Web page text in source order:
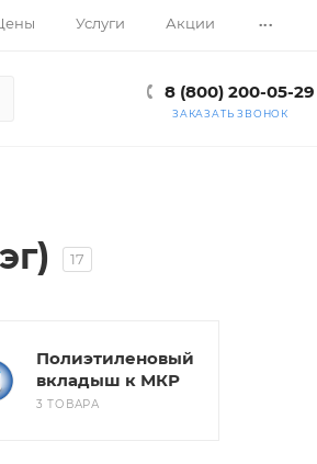
Услуги Акции ...
8 (800) 200-05-29
ЗАКАЗАТЬ ЗВОНОК
17
Полиэтиленовый
вкладыш к МКР
3 ТОВАРА